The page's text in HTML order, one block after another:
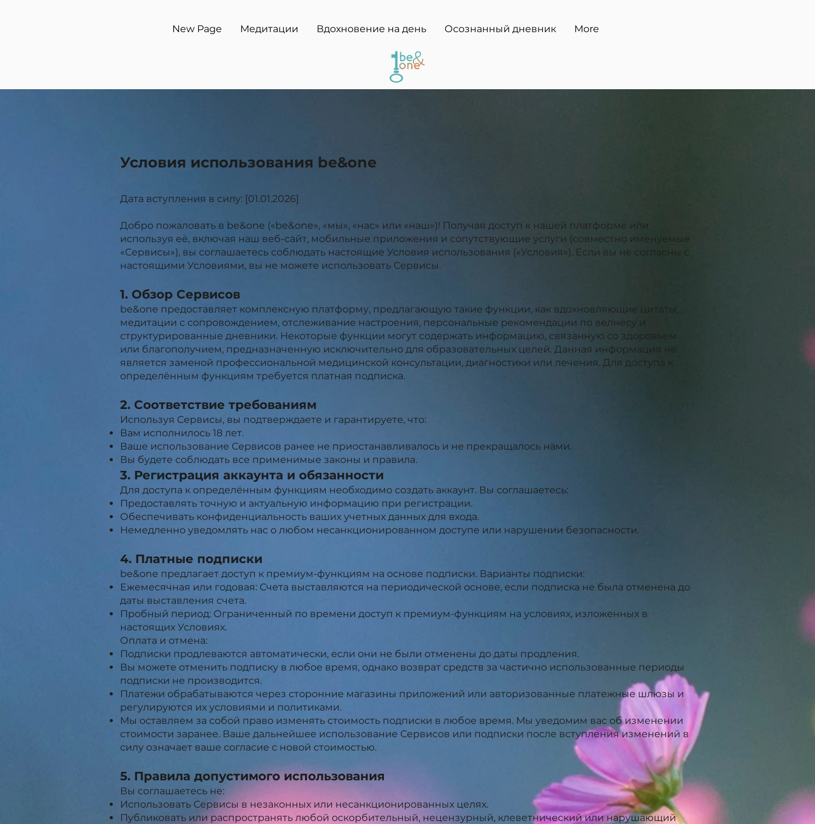
New Page Медитации Вдохновение на день Осознанный дневник More
Условия использования be&one
Дата вступления в силу: [01.01.2026]
Добро пожаловать в be&one («be&one», «мы», «нас» или «наш»)! Получая доступ к нашей платформе или
используя её, включая наш веб-сайт, мобильные приложения и сопутствующие услуги (совместно именуемые
«Сервисы»), вы соглашаетесь соблюдать настоящие Условия использования («Условия»). Если вы не согласны с
настоящими Условиями, вы не можете использовать Сервисы.
1. Обзор Сервисов
be&one предоставляет комплексную платформу, предлагающую такие функции, как вдохновляющие цитаты,
медитации с сопровождением, отслеживание настроения, персональные рекомендации по велнесу и
структурированные дневники. Некоторые функции могут содержать информацию, связанную со здоровьем
или благополучием, предназначенную исключительно для образовательных целей. Данная информация не
является заменой профессиональной медицинской консультации, диагностики или лечения. Для доступа к
определённым функциям требуется платная подписка.
2. Соответствие требованиям
Используя Сервисы, вы подтверждаете и гарантируете, что:
Вам исполнилось 18 лет.
Ваше использование Сервисов ранее не приостанавливалось и не прекращалось нами.
Вы будете соблюдать все применимые законы и правила.
3. Регистрация аккаунта и обязанности
Для доступа к определённым функциям необходимо создать аккаунт. Вы соглашаетесь:
Предоставлять точную и актуальную информацию при регистрации.
Обеспечивать конфиденциальность ваших учетных данных для входа.
Немедленно уведомлять нас о любом несанкционированном доступе или нарушении безопасности.
4. Платные подписки
be&one предлагает доступ к премиум-функциям на основе подписки. Варианты подписки:
Ежемесячная или годовая: Счета выставляются на периодической основе, если подписка не была отменена до
даты выставления счета.
Пробный период: Ограниченный по времени доступ к премиум-функциям на условиях, изложенных в
настоящих Условиях.
Оплата и отмена:
Подписки продлеваются автоматически, если они не были отменены до даты продления.
Вы можете отменить подписку в любое время, однако возврат средств за частично использованные периоды
подписки не производится.
Платежи обрабатываются через сторонние магазины приложений или авторизованные платежные шлюзы и
регулируются их условиями и политиками.
Мы оставляем за собой право изменять стоимость подписки в любое время. Мы уведомим вас об изменении
стоимости заранее. Ваше дальнейшее использование Сервисов или подписки после вступления изменений в
силу означает ваше согласие с новой стоимостью.
5. Правила допустимого использования
Вы соглашаетесь не:
Использовать Сервисы в незаконных или несанкционированных целях.
Публиковать или распространять любой оскорбительный, нецензурный, клеветнический или нарушающий